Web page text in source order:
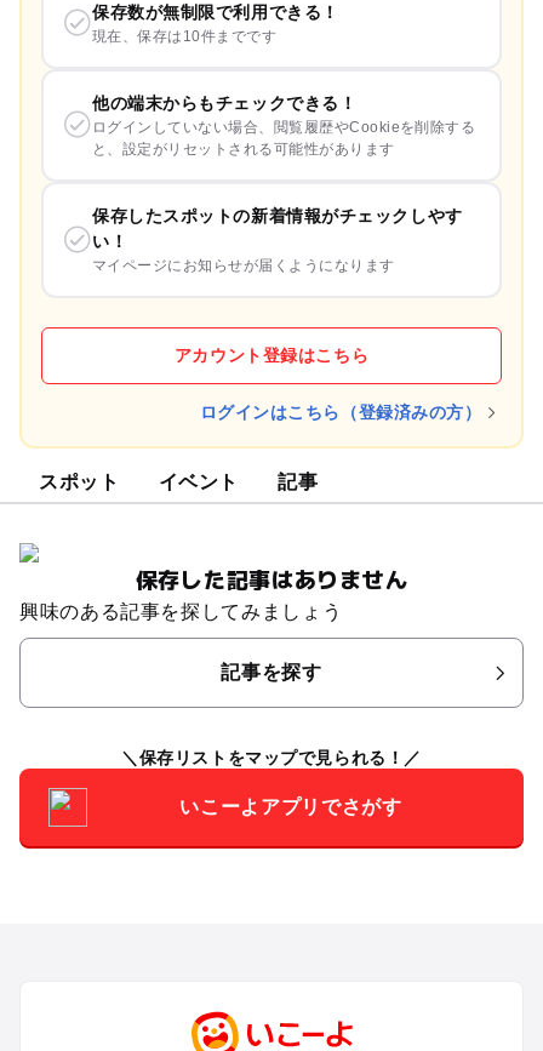
保存数が無制限で利用できる！
現在、保存は10件までです
他の端末からもチェックできる！
ログインしていない場合、閲覧履歴やCookieを削除する
と、設定がリセットされる可能性があります
保存したスポットの新着情報がチェックしやす
い！
マイページにお知らせが届くようになります
アカウント登録はこちら
ログインはこちら（登録済みの方）
スポット イベント 記事
保存した記事はありません
興味のある記事を探してみましょう
記事を探す
保存リストをマップで見られる！
いこーよアプリでさがす